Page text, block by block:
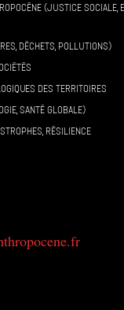
(JUSTICE SOCIALE,
DÉCHETS, POLLUTIONS)
DES TERRITOIRES
SANTÉ GLOBALE)
RÉSILIENCE